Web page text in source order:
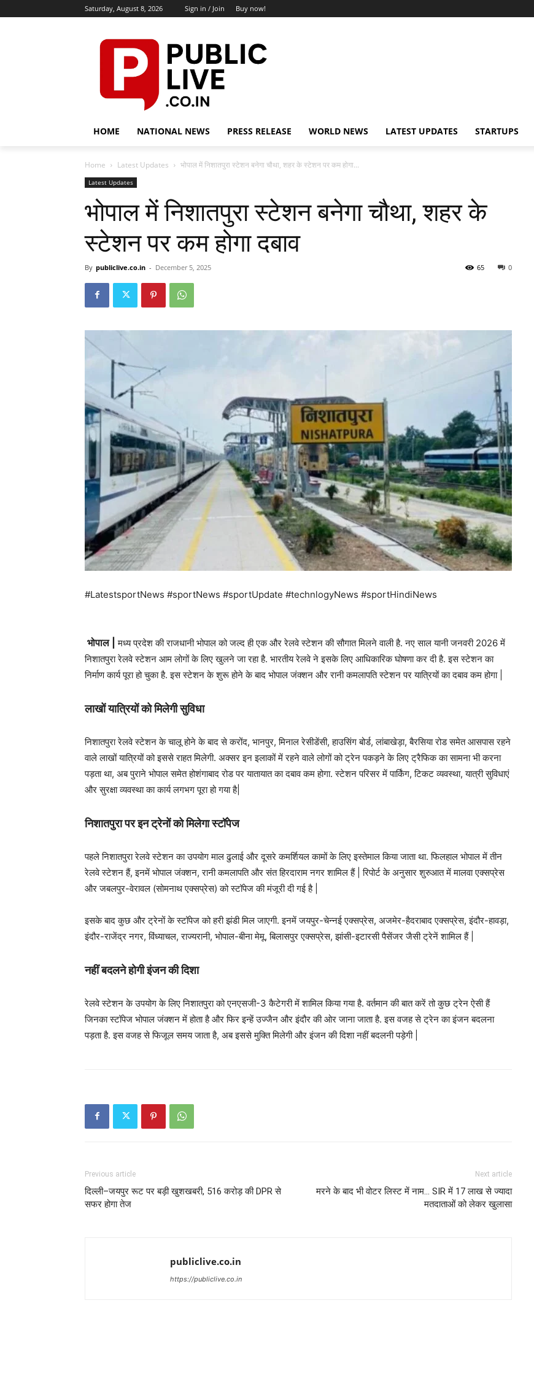
Saturday, August 8, 2026 Sign in / Join Buy now!
HOME NATIONAL NEWS PRESS RELEASE WORLD NEWS LATEST UPDATES STARTUPS
Home Latest Updates भोपाल में निशातपुरा स्टेशन बनेगा चौथा, शहर के स्टेशन पर कम होगा...
Latest Updates
भोपाल में निशातपुरा स्टेशन बनेगा चौथा, शहर के
स्टेशन पर कम होगा दबाव
By publiclive.co.in - December 5, 2025 0
65
#LatestsportNews #sportNews #sportUpdate #technlogyNews #sportHindiNews
भोपाल |मध्य प्रदेश की राजधानी भोपाल को जल्द ही एक और रेलवे स्टेशन की सौगात मिलने वाली है. नए साल यानी जनवरी 2026 में
निशातपुरा रेलवे स्टेशन आम लोगों के लिए खुलने जा रहा है. भारतीय रेलवे ने इसके लिए आधिकारिक घोषणा कर दी है. इस स्टेशन का
निर्माण कार्य पूरा हो चुका है. इस स्टेशन के शुरू होने के बाद भोपाल जंक्शन और रानी कमलापति स्टेशन पर यात्रियों का दबाव कम होगा |
लाखों यात्रियों को मिलेगी सुविधा
निशातपुरा रेलवे स्टेशन के चालू होने के बाद से करोंद, भानपुर, मिनाल रेसीडेंसी, हाउसिंग बोर्ड, लांबाखेड़ा, बैरसिया रोड समेत आसपास रहने
वाले लाखों यात्रियों को इससे राहत मिलेगी. अक्सर इन इलाकों में रहने वाले लोगों को ट्रेन पकड़ने के लिए ट्रैफिक का सामना भी करना
पड़ता था, अब पुराने भोपाल समेत होशंगाबाद रोड पर यातायात का दबाव कम होगा. स्टेशन परिसर में पार्किंग, टिकट व्यवस्था, यात्री सुविधाएं
और सुरक्षा व्यवस्था का कार्य लगभग पूरा हो गया है|
निशातपुरा पर इन ट्रेनों को मिलेगा स्टॉपेज
पहले निशातपुरा रेलवे स्टेशन का उपयोग माल ढुलाई और दूसरे कमर्शियल कामों के लिए इस्तेमाल किया जाता था. फिलहाल भोपाल में तीन
रेलवे स्टेशन हैं, इनमें भोपाल जंक्शन, रानी कमलापति और संत हिरदाराम नगर शामिल हैं | रिपोर्ट के अनुसार शुरुआत में मालवा एक्सप्रेस
और जबलपुर-वेरावल (सोमनाथ एक्सप्रेस) को स्टॉपेज की मंजूरी दी गई है |
इसके बाद कुछ और ट्रेनों के स्टॉपेज को हरी झंडी मिल जाएगी. इनमें जयपुर-चेन्नई एक्सप्रेस, अजमेर-हैदराबाद एक्सप्रेस, इंदौर-हावड़ा,
इंदौर-राजेंद्र नगर, विंध्याचल, राज्यरानी, भोपाल-बीना मेमू, बिलासपुर एक्सप्रेस, झांसी-इटारसी पैसेंजर जैसी ट्रेनें शामिल हैं |
नहीं बदलने होगी इंजन की दिशा
रेलवे स्टेशन के उपयोग के लिए निशातपुरा को एनएसजी-3 कैटेगरी में शामिल किया गया है. वर्तमान की बात करें तो कुछ ट्रेन ऐसी हैं
जिनका स्टॉपेज भोपाल जंक्शन में होता है और फिर इन्हें उज्जैन और इंदौर की ओर जाना जाता है. इस वजह से ट्रेन का इंजन बदलना
पड़ता है. इस वजह से फिजूल समय जाता है, अब इससे मुक्ति मिलेगी और इंजन की दिशा नहीं बदलनी पड़ेगी |
Previous article
दिल्ली–जयपुर रूट पर बड़ी खुशखबरी, 516 करोड़ की DPR से
सफर होगा तेज
Next article
मरने के बाद भी वोटर लिस्ट में नाम… SIR में 17 लाख से ज्यादा
मतदाताओं को लेकर खुलासा
publiclive.co.in
https://publiclive.co.in